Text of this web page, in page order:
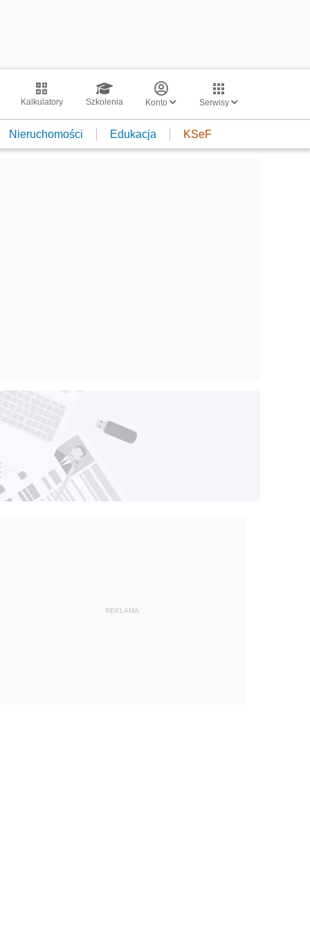
Kalkulatory Szkolenia Konto Serwisy
Nieruchomości Edukacja KSeF
REKLAMA